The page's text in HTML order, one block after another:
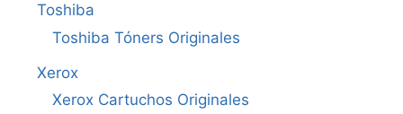
Toshiba
Toshiba Tóners Originales
Xerox
Xerox Cartuchos Originales